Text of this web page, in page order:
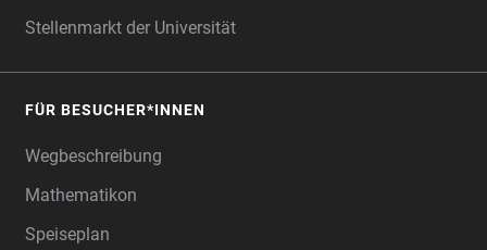
Stellenmarkt der Universität
FÜR BESUCHER*INNEN
Wegbeschreibung
Mathematikon
Speiseplan